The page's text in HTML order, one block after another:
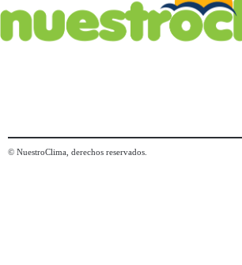
© NuestroClima, derechos reservados.